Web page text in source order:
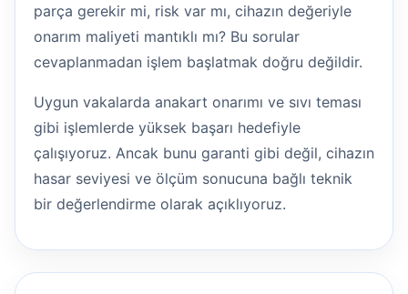
parça gerekir mi, risk var mı, cihazın değeriyle
onarım maliyeti mantıklı mı? Bu sorular
cevaplanmadan işlem başlatmak doğru değildir.
Uygun vakalarda anakart onarımı ve sıvı teması
gibi işlemlerde yüksek başarı hedefiyle
çalışıyoruz. Ancak bunu garanti gibi değil, cihazın
hasar seviyesi ve ölçüm sonucuna bağlı teknik
bir değerlendirme olarak açıklıyoruz.